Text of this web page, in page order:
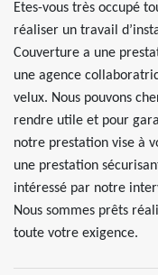
Etes-vous très occupé
réaliser un travail
Couverture a une
une agence
velux. Nous pouvons
rendre utile et pour
notre prestation vise à
une prestation
intéressé par notre
Nous sommes prêts
toute votre exigence.